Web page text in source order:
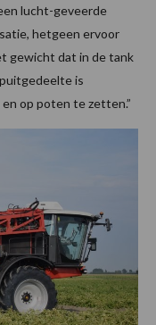
lucht-geveerde
hetgeen ervoor
gewicht dat in de tank
is
op poten te zetten.”